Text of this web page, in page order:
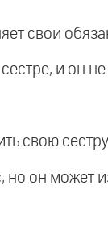
свои
и он не
свою
но он может